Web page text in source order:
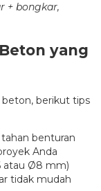
+ bongkar,
yang
beton, berikut tips
benturan
Anda
atau Ø8 mm)
tidak mudah